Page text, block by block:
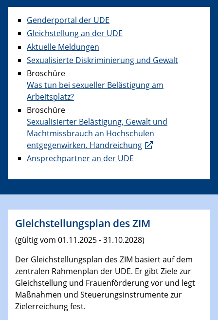
Genderportal der UDE
Gleichstellung an der UDE
Aktuelle Meldungen
Sexualisierte Diskriminierung und Gewalt
Broschüre
Was tun bei sexueller Belästigung am
Arbeitsplatz?
Broschüre
Sexualisierter Belästigung, Gewalt und
Machtmissbrauch an Hochschulen
entgegenwirken. Handreichung
Ansprechpartner an der UDE
Gleichstellungsplan des ZIM
(gültig vom 01.11.2025 - 31.10.2028)
Der Gleichstellungsplan des ZIM basiert auf dem
zentralen Rahmenplan der UDE. Er gibt Ziele zur
Gleichstellung und Frauenförderung vor und legt
Maßnahmen und Steuerungsinstrumente zur
Zielerreichung fest.